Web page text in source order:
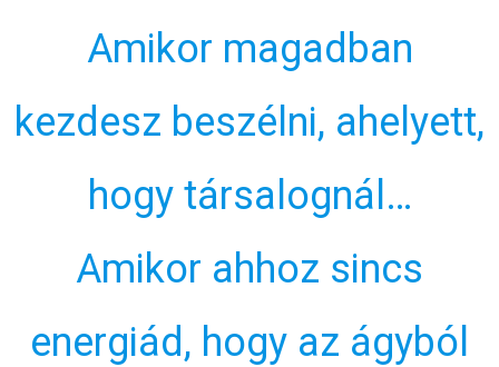
Amikor magadban
kezdesz beszélni, ahelyett,
hogy társalognál…
Amikor ahhoz sincs
energiád, hogy az ágyból